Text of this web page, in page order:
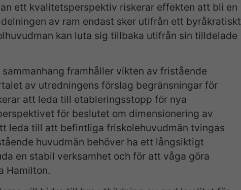
ett kvalitetsperspektiv riskerar effekten att bli en
av ram endast sker utifrån ett byråkratiskt
kan luta sig tillbaka utifrån sin tilldelade
framhåller vikten av fristående
av utredningens förslag begränsningar för
att leda till etableringsstopp för nya
för beslutet om dimensionering av
leda till att befintliga friskolehuvudmän tvingas
huvudmän behöver ha ett långsiktigt
en stabil verksamhet och för att våga göra
Hamilton.